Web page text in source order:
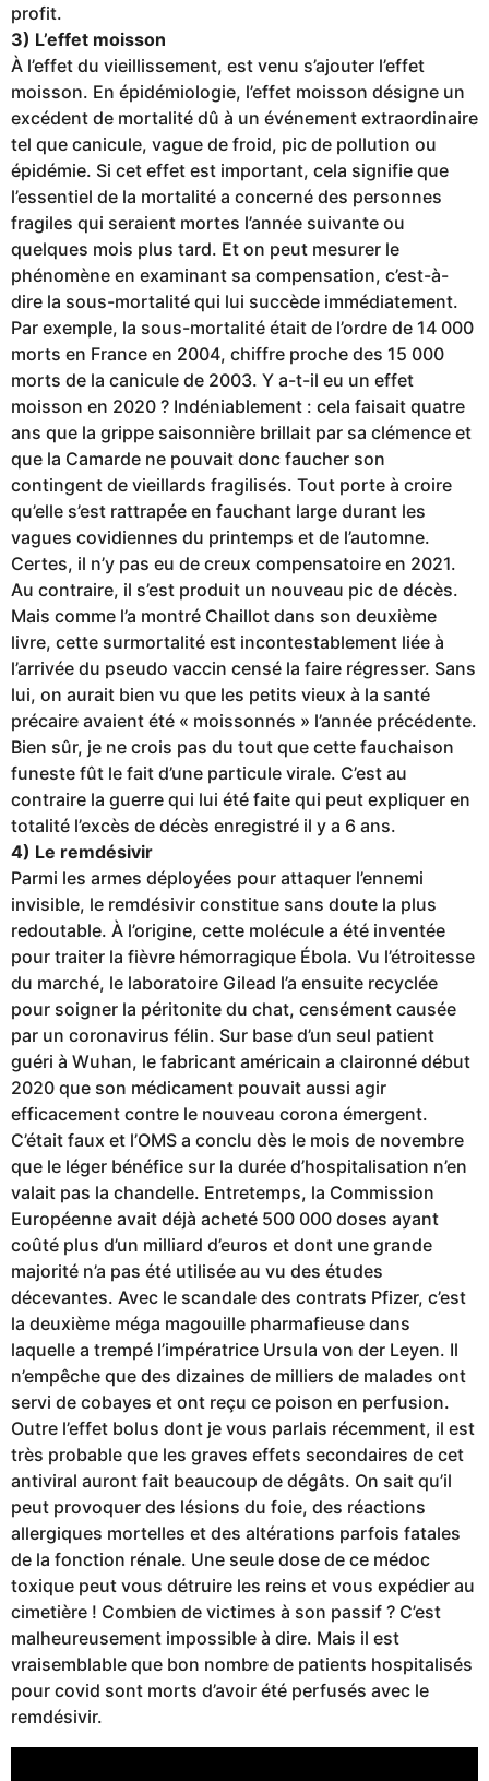
profit.
3) L’effet moisson
À l’effet du vieillissement, est venu s’ajouter l’effet
moisson. En épidémiologie, l’effet moisson désigne un
excédent de mortalité dû à un événement extraordinaire
tel que canicule, vague de froid, pic de pollution ou
épidémie. Si cet effet est important, cela signifie que
l’essentiel de la mortalité a concerné des personnes
fragiles qui seraient mortes l’année suivante ou
quelques mois plus tard. Et on peut mesurer le
phénomène en examinant sa compensation, c’est-à-
dire la sous-mortalité qui lui succède immédiatement.
Par exemple, la sous-mortalité était de l’ordre de 14 000
morts en France en 2004, chiffre proche des 15 000
morts de la canicule de 2003. Y a-t-il eu un effet
moisson en 2020 ? Indéniablement : cela faisait quatre
ans que la grippe saisonnière brillait par sa clémence et
que la Camarde ne pouvait donc faucher son
contingent de vieillards fragilisés. Tout porte à croire
qu’elle s’est rattrapée en fauchant large durant les
vagues covidiennes du printemps et de l’automne.
Certes, il n’y pas eu de creux compensatoire en 2021.
Au contraire, il s’est produit un nouveau pic de décès.
Mais comme l’a montré Chaillot dans son deuxième
livre, cette surmortalité est incontestablement liée à
l’arrivée du pseudo vaccin censé la faire régresser. Sans
lui, on aurait bien vu que les petits vieux à la santé
précaire avaient été « moissonnés » l’année précédente.
Bien sûr, je ne crois pas du tout que cette fauchaison
funeste fût le fait d’une particule virale. C’est au
contraire la guerre qui lui été faite qui peut expliquer en
totalité l’excès de décès enregistré il y a 6 ans.
4) Le remdésivir
Parmi les armes déployées pour attaquer l’ennemi
invisible, le remdésivir constitue sans doute la plus
redoutable. À l’origine, cette molécule a été inventée
pour traiter la fièvre hémorragique Ébola. Vu l’étroitesse
du marché, le laboratoire Gilead l’a ensuite recyclée
pour soigner la péritonite du chat, censément causée
par un coronavirus félin. Sur base d’un seul patient
guéri à Wuhan, le fabricant américain a claironné début
2020 que son médicament pouvait aussi agir
efficacement contre le nouveau corona émergent.
C’était faux et l’OMS a conclu dès le mois de novembre
que le léger bénéfice sur la durée d’hospitalisation n’en
valait pas la chandelle. Entretemps, la Commission
Européenne avait déjà acheté 500 000 doses ayant
coûté plus d’un milliard d’euros et dont une grande
majorité n’a pas été utilisée au vu des études
décevantes. Avec le scandale des contrats Pfizer, c’est
la deuxième méga magouille pharmafieuse dans
laquelle a trempé l’impératrice Ursula von der Leyen. Il
n’empêche que des dizaines de milliers de malades ont
servi de cobayes et ont reçu ce poison en perfusion.
Outre l’effet bolus dont je vous parlais récemment, il est
très probable que les graves effets secondaires de cet
antiviral auront fait beaucoup de dégâts. On sait qu’il
peut provoquer des lésions du foie, des réactions
allergiques mortelles et des altérations parfois fatales
de la fonction rénale. Une seule dose de ce médoc
toxique peut vous détruire les reins et vous expédier au
cimetière ! Combien de victimes à son passif ? C’est
malheureusement impossible à dire. Mais il est
vraisemblable que bon nombre de patients hospitalisés
pour covid sont morts d’avoir été perfusés avec le
remdésivir.